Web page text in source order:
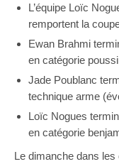
L’équipe Loïc
remportent la
Ewan Brahmi
en catégorie
Jade Poublanc
technique arme
Loïc Nogues
en catégorie
Le dimanche dans